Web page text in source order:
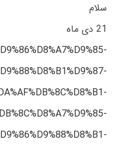
سلام
21 دی ماه